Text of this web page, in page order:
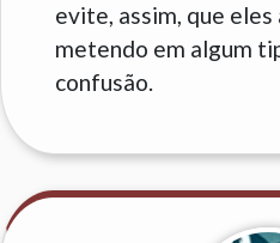
evite, assim, que eles
metendo em algum
confusão.